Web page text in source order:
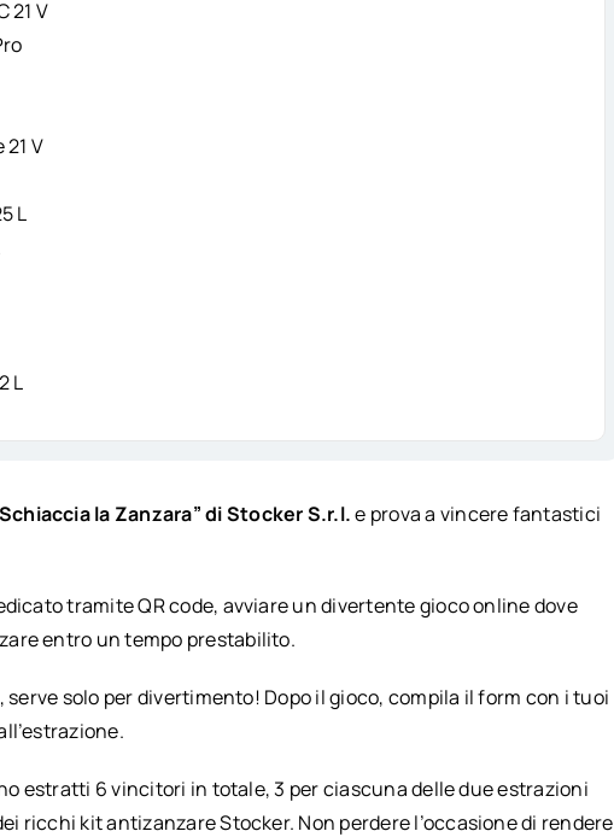
21 V
V
L
L
Schiaccia la Zanzara” di Stocker S.r.l.e prova a vincere fantastici
tramite QR code, avviare un divertente gioco online dove
entro un tempo prestabilito.
solo per divertimento! Dopo il gioco, compila il form con i tuoi
estratti 6 vincitori in totale, 3 per ciascuna delle due estrazioni
ricchi kit antizanzare Stocker. Non perdere l’occasione di rendere